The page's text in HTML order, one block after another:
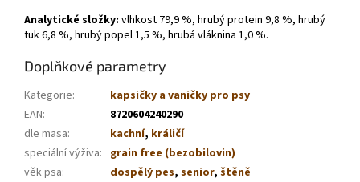
Analytické složky: vlhkost 79,9 %, hrubý protein 9,8 %, hrubý
tuk 6,8 %, hrubý popel 1,5 %, hrubá vláknina 1,0 %.
Doplňkové parametry
Kategorie:
kapsičky a vaničky pro psy
EAN:
8720604240290
dle masa: kachní, králičí
speciální výživa: grain free (bezobilovin)
věk psa: dospělý pes, senior, štěně